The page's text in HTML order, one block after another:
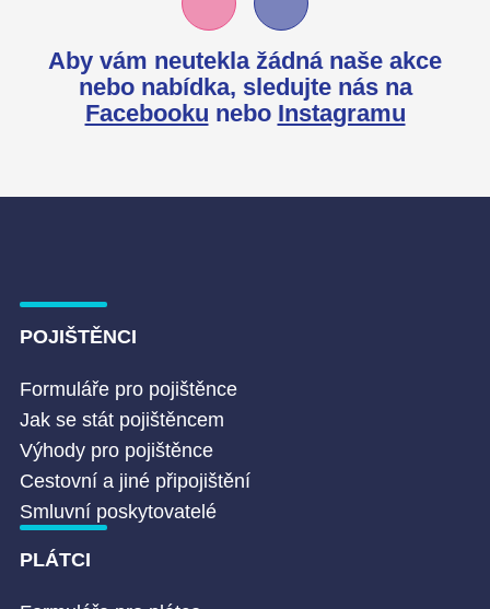
Aby vám neutekla žádná naše akce
nebo nabídka, sledujte nás na
Facebooku nebo Instagramu
POJIŠTĚNCI
Formuláře pro pojištěnce
Jak se stát pojištěncem
Výhody pro pojištěnce
Cestovní a jiné připojištění
Smluvní poskytovatelé
PLÁTCI